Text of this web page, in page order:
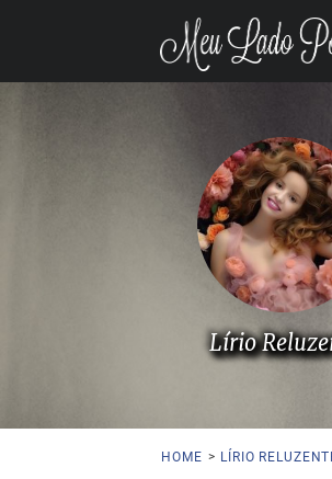
Lírio
HOME > LÍRIO